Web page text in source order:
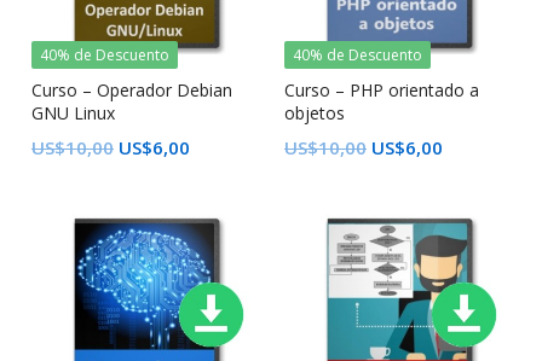
40% de Descuento
Curso – Operador Debian
GNU Linux
US$10,00 US$6,00
40% de Descuento
Curso – PHP orientado a
objetos
US$10,00 US$6,00